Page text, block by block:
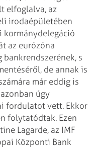
elfoglalva, az
irodaépületében
kormánydelegáció
az eurózóna
s
de annak is
már eddig is
úgy
fordulatot vett. Ekkor
folytatódtak. Ezen
Lagarde, az IMF
Központi Bank